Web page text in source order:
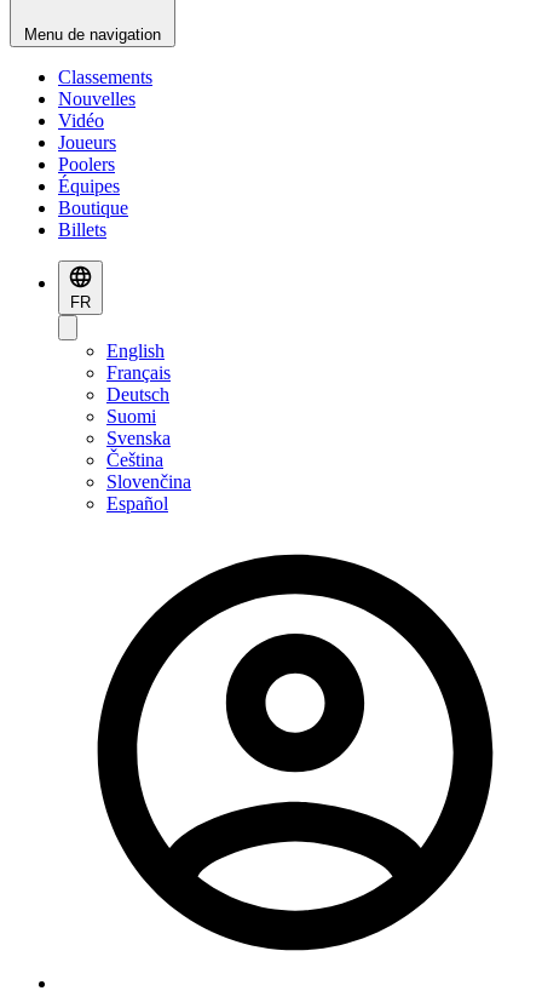
Menu de navigation
Classements
Nouvelles
Vidéo
Joueurs
Poolers
Équipes
Boutique
Billets
FR
English
Français
Deutsch
Suomi
Svenska
Čeština
Slovenčina
Español